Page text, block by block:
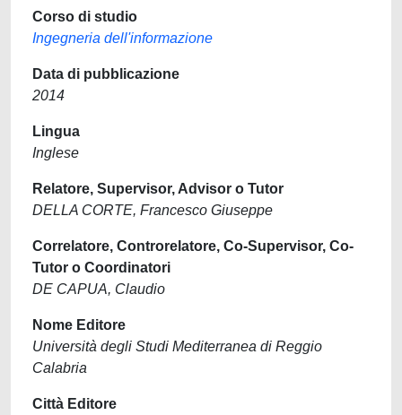
Corso di studio
Ingegneria dell'informazione
Data di pubblicazione
2014
Lingua
Inglese
Relatore, Supervisor, Advisor o Tutor
DELLA CORTE, Francesco Giuseppe
Correlatore, Controrelatore, Co-Supervisor, Co-
Tutor o Coordinatori
DE CAPUA, Claudio
Nome Editore
Università degli Studi Mediterranea di Reggio
Calabria
Città Editore